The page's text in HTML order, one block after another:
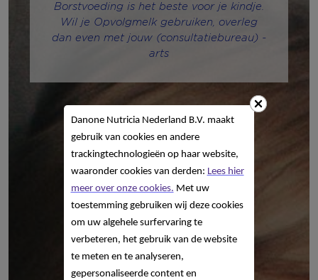
Danone Nutricia Nederland B.V. maakt
gebruik van cookies en andere
trackingtechnologieën op haar website,
waaronder cookies van derden: Lees hier
meer over onze cookies. Met uw
toestemming gebruiken wij deze cookies
om uw algehele surfervaring te
verbeteren, het gebruik van de website
te meten en te analyseren,
gepersonaliseerde content en